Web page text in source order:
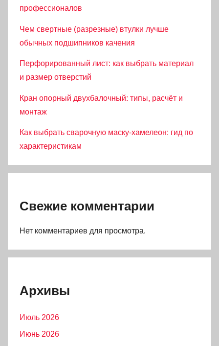
профессионалов
Чем свертные (разрезные) втулки лучше
обычных подшипников качения
Перфорированный лист: как выбрать материал
и размер отверстий
Кран опорный двухбалочный: типы, расчёт и
монтаж
Как выбрать сварочную маску-хамелеон: гид по
характеристикам
Свежие комментарии
Нет комментариев для просмотра.
Архивы
Июль 2026
Июнь 2026